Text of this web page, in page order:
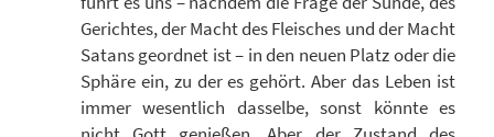
Gerichtes, der Macht des Fleisches und der Macht
Satans geordnet ist – in den neuen Platz oder die
Sphäre ein, zu der es gehört. Aber das Leben ist
immer wesentlich dasselbe, sonst könnte es